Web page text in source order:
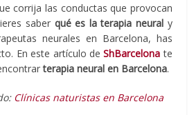
corrija las conductas que provocan
saber qué es la terapia neural y
neurales en Barcelona, has
En este artículo deShBarcelona te
terapia neural en Barcelona.
Clínicas naturistas en Barcelona